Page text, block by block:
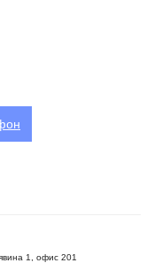
1, офис 201